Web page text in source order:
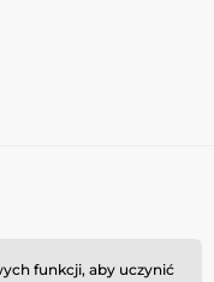
Píšť, Czechy,
funkcji, aby uczynić